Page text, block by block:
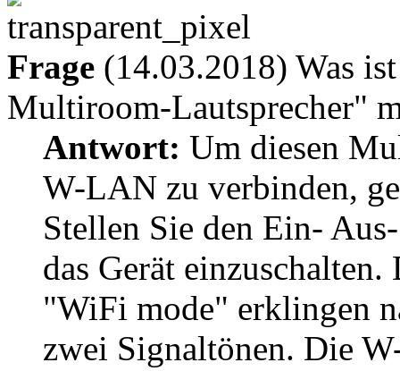
Frage (14.03.2018) Was
Multiroom-Lautsprecher"
Antwort: Um diesen
W-LAN zu verbinden,
Stellen Sie den Ein-
das Gerät
"WiFi mode" erklingen
zwei Signaltönen. Die